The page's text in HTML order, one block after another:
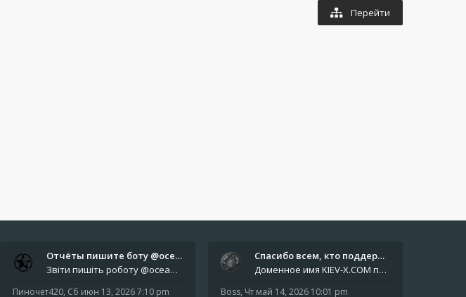
Перейти
Отчёты пишите боту @oceanfish…
Звіти пишіть роботу @oceanfishbotbot Друзі, важливе повідомлення для учасників форума. Основне звернення опублікован
Пиночет420, Сб июн 13, 2026 7:10 pm
Спасибо всем, кто поддерживае…
Доменное имя KIEV-X.COM продлено до третьей декады августа 2027 года! Спасибо всем анонимным пользователям, которые по
Boss, Чт май 14, 2026 10:01 pm